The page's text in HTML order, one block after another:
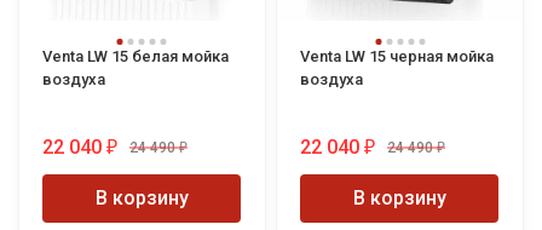
Venta LW 15 белая мойка
воздуха
22 040 ₽ 24 490 ₽
В корзину
Venta LW 15 черная мойка
воздуха
22 040 ₽ 24 490 ₽
В корзину